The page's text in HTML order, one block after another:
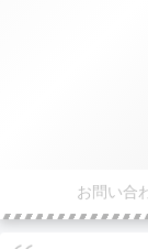
お問い合